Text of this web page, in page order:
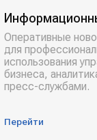
Оперативные
для
использования
бизнеса,
пресс-службами.
Перейти